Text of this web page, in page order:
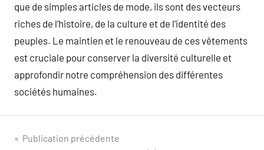
que de simples articles de mode, ils sont des vecteurs
riches de l’histoire, de la culture et de l’identité des
peuples. Le maintien et le renouveau de ces vêtements
est cruciale pour conserver la diversité culturelle et
approfondir notre compréhension des différentes
sociétés humaines.
Navigation
Publication précédente